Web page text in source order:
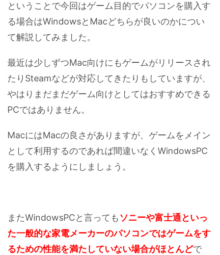
ということで今回はゲーム目的でパソコンを購入す
る場合はWindowsとMacどちらが良いのかについ
て解説してみました。
最近は少しずつMac向けにもゲームがリリースされ
たりSteamなどが対応してきたりもしていますが、
やはりまだまだゲーム向けとしてはおすすめできる
PCではありません。
MacにはMacの良さがありますが、ゲームをメイン
として利用するのであれば間違いなくWindowsPC
を購入するようにしましょう。
またWindowsPCと言っても ソニーや富士通といっ
た一般的な家電メーカーのパソコンではゲームをす
るための性能を満たしていない場合がほとんどで